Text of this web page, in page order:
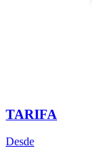
TARIFA
Desde